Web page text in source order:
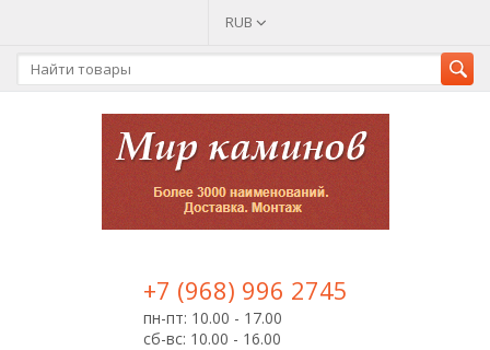
RUB
+7 (968) 996 2745
пн-пт: 10.00 - 17.00
сб-вс: 10.00 - 16.00